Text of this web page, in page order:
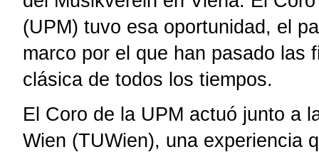
(UPM) tuvo esa oportunidad, el
marco por el que han pasado las
clásica de todos los tiempos.
El Coro de la UPM actuó junto a
Wien (TUWien), una experiencia